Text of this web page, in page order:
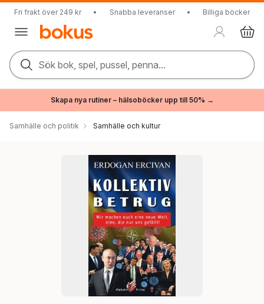
Fri frakt över 249 kr • Snabba leveranser • Billiga böcker
Sök bok, spel, pussel, penna...
Skapa nya rutiner – hälsoböcker upp till 50% →
Samhälle och politik Samhälle och kultur